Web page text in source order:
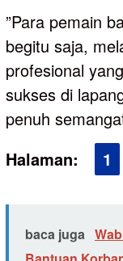
‎”Para pemain
begitu saja,
profesional
sukses di
penuh
Halaman:
1
baca juga